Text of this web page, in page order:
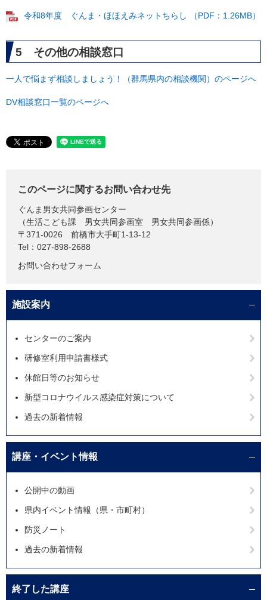
令和8年度 ぐんま・ほほえみネットちらし （PDF：1.26MB）
5 その他の相談窓口
一人で悩まず相談しましょう！（群馬県内の相談機関）のページへ
DV相談窓口一覧のページへ
このページに関するお問い合わせ先
ぐんま男女共同参画センター
（生活こども課 男女共同参画室 男女共同参画係）
〒371-0026
前橋市大手町1-13-12
Tel：027-898-2688
お問い合わせフォーム
施設案内
センターのご案内
研修室利用申請書様式
休館日等のお知らせ
新型コロナウイルス感染症対策について
過去の新着情報
講座・イベント情報
公開中の動画
県内イベント情報（県・市町村）
防災ノート
過去の新着情報
終了した講座